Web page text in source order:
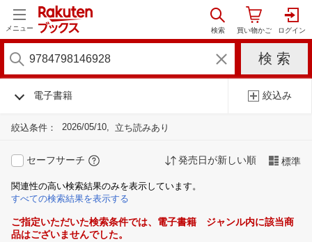
メニュー
電子書籍 絞込み
絞込条件： 2026/05/10 立ち読みあり
セーフサーチ 発売日が新しい順 標準
関連性の高い検索結果のみを表示しています。
すべての検索結果を表示する
ご指定いただいた検索条件では、電子書籍 ジャンル内に該当商
品はございませんでした。